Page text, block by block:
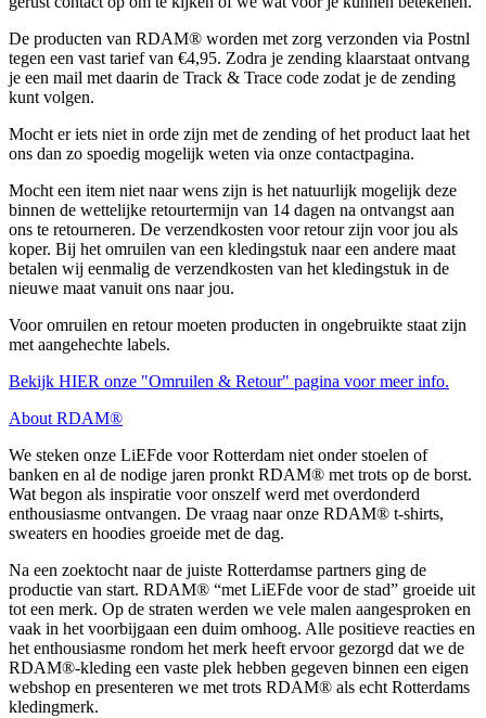
De producten van RDAM® worden met zorg verzonden via Postnl
tegen een vast tarief van €4,95. Zodra je zending klaarstaat ontvang
je een mail met daarin de Track & Trace code zodat je de zending
kunt volgen.
Mocht er iets niet in orde zijn met de zending of het product laat het
ons dan zo spoedig mogelijk weten via onze contactpagina.
Mocht een item niet naar wens zijn is het natuurlijk mogelijk deze
binnen de wettelijke retourtermijn van 14 dagen na ontvangst aan
ons te retourneren. De verzendkosten voor retour zijn voor jou als
koper. Bij het omruilen van een kledingstuk naar een andere maat
betalen wij eenmalig de verzendkosten van het kledingstuk in de
nieuwe maat vanuit ons naar jou.
Voor omruilen en retour moeten producten in ongebruikte staat zijn
met aangehechte labels.
Bekijk HIER onze "Omruilen & Retour" pagina voor meer info.
About RDAM®
We steken onze LiEFde voor Rotterdam niet onder stoelen of
banken en al de nodige jaren pronkt RDAM® met trots op de borst.
Wat begon als inspiratie voor onszelf werd met overdonderd
enthousiasme ontvangen. De vraag naar onze RDAM® t-shirts,
sweaters en hoodies groeide met de dag.
Na een zoektocht naar de juiste Rotterdamse partners ging de
productie van start. RDAM® “met LiEFde voor de stad” groeide uit
tot een merk. Op de straten werden we vele malen aangesproken en
vaak in het voorbijgaan een duim omhoog. Alle positieve reacties en
het enthousiasme rondom het merk heeft ervoor gezorgd dat we de
RDAM®-kleding een vaste plek hebben gegeven binnen een eigen
webshop en presenteren we met trots RDAM® als echt Rotterdams
kledingmerk.